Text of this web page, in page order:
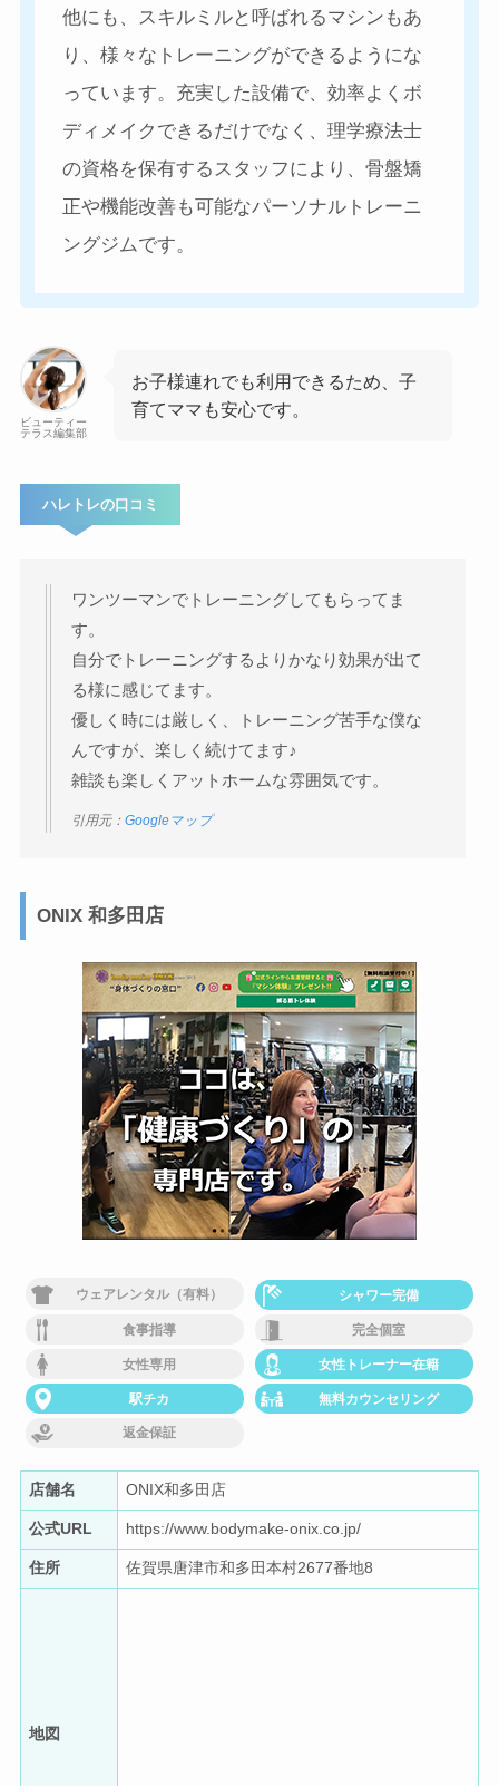
他にも、スキルミルと呼ばれるマシンもあ
り、様々なトレーニングができるようにな
っています。充実した設備で、効率よくボ
ディメイクできるだけでなく、理学療法士
の資格を保有するスタッフにより、骨盤矯
正や機能改善も可能なパーソナルトレーニ
ングジムです。
ビューティー
テラス編集部
お子様連れでも利用できるため、子
育てママも安心です。
ハレトレの口コミ
ワンツーマンでトレーニングしてもらってま
す。
自分でトレーニングするよりかなり効果が出て
る様に感じてます。
優しく時には厳しく、トレーニング苦手な僕な
んですが、楽しく続けてます♪
雑談も楽しくアットホームな雰囲気です。
引用元： Googleマップ
ONIX 和多田店
ウェアレンタル（有料） シャワー完備
食事指導 完全個室
女性専用 女性トレーナー在籍
駅チカ 無料カウンセリング
返金保証
店舗名 ONIX和多田店
公式URL https://www.bodymake-onix.co.jp/
住所 佐賀県唐津市和多田本村2677番地8
地図